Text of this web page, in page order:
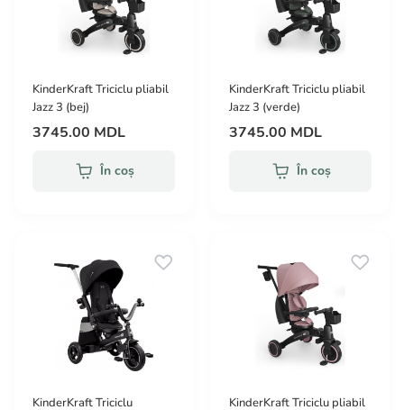
KinderKraft Triciclu pliabil
Jazz 3 (bej)
3745.00 MDL
În coș
KinderKraft Triciclu pliabil
Jazz 3 (verde)
3745.00 MDL
În coș
KinderKraft Triciclu
KinderKraft Triciclu pliabil